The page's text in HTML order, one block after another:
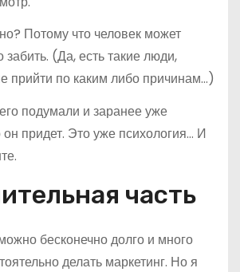
Потому что человек может
забить. (Да, есть такие люди,
прийти по каким либо причинам…)
подумали и заранее уже
он придет. Это уже психология… И
часть
бесконечно долго и много
делать маркетинг. Но я